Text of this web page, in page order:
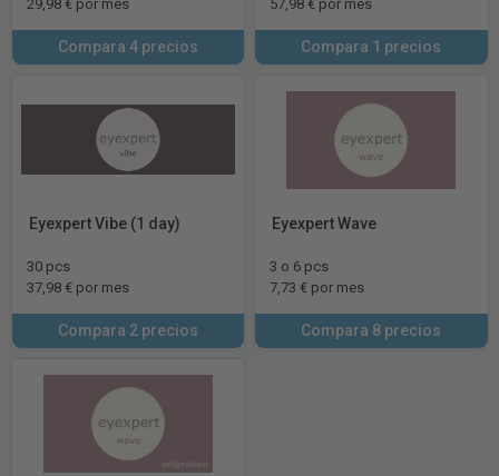
29,98 € por mes
Compara 4 precios
57,98 € por mes
Compara 1 precios
Eyexpert Vibe (1 day)
30 pcs
37,98 € por mes
Compara 2 precios
Eyexpert Wave
3 o 6 pcs
7,73 € por mes
Compara 8 precios